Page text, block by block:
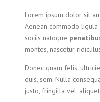
Lorem ipsum dolor sit
Aenean commodo ligula
sociis natoque
montes, nascetur
Donec quam felis,
quis, sem. Nulla
justo, fringilla vel,